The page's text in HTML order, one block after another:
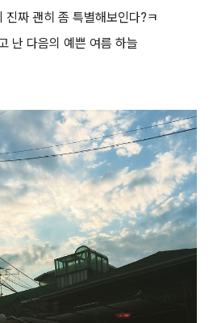
진짜 괜히 좀 특별해보인다?ㅋ
난 다음의 예쁜 여름 하늘